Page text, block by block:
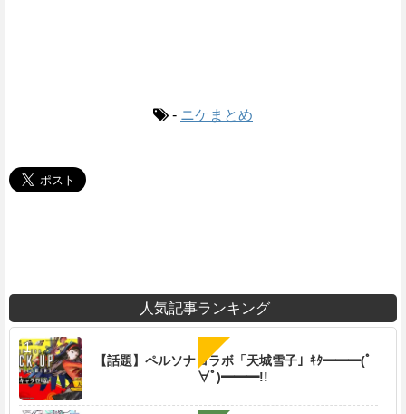
- ニケまとめ
人気記事ランキング
【話題】ペルソナコラボ「天城雪子」ｷﾀ━━━(ﾟ
∀ﾟ)━━━!!